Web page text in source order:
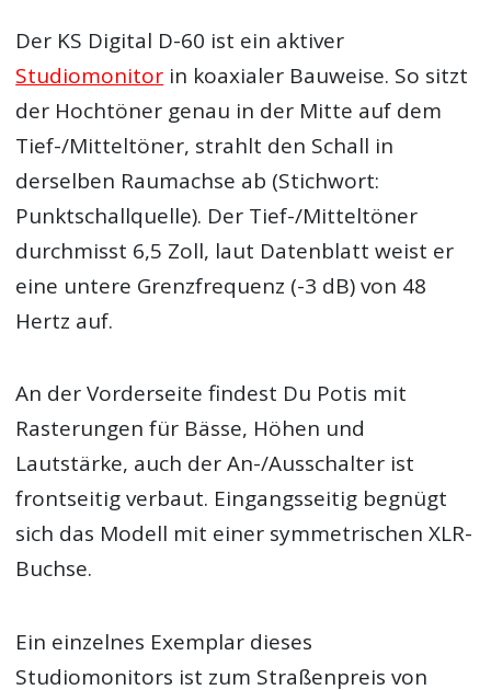
Der KS Digital D-60 ist ein aktiver
Studiomonitor in koaxialer Bauweise. So sitzt
der Hochtöner genau in der Mitte auf dem
Tief-/Mitteltöner, strahlt den Schall in
derselben Raumachse ab (Stichwort:
Punktschallquelle). Der Tief-/Mitteltöner
durchmisst 6,5 Zoll, laut Datenblatt weist er
eine untere Grenzfrequenz (-3 dB) von 48
Hertz auf.
An der Vorderseite findest Du Potis mit
Rasterungen für Bässe, Höhen und
Lautstärke, auch der An-/Ausschalter ist
frontseitig verbaut. Eingangsseitig begnügt
sich das Modell mit einer symmetrischen XLR-
Buchse.
Ein einzelnes Exemplar dieses
Studiomonitors ist zum Straßenpreis von